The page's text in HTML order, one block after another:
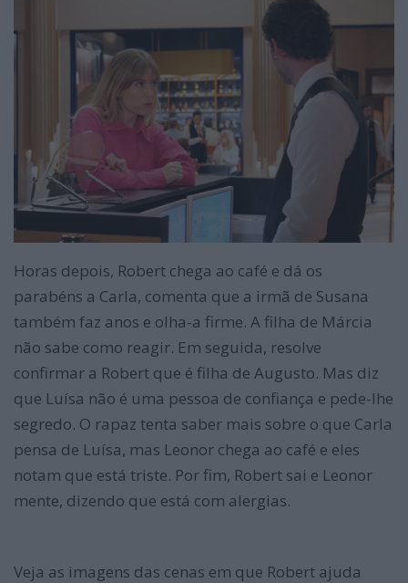
Horas depois, Robert chega ao café e dá os
parabéns a Carla, comenta que a irmã de Susana
também faz anos e olha-a firme. A filha de Márcia
não sabe como reagir. Em seguida, resolve
confirmar a Robert que é filha de Augusto. Mas diz
que Luísa não é uma pessoa de confiança e pede-lhe
segredo. O rapaz tenta saber mais sobre o que Carla
pensa de Luísa, mas Leonor chega ao café e eles
notam que está triste. Por fim, Robert sai e Leonor
mente, dizendo que está com alergias.
Veja as imagens das cenas em que Robert ajuda